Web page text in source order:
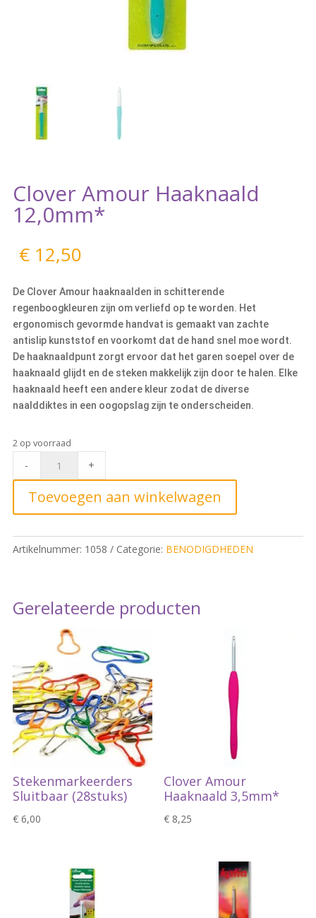
Clover Amour Haaknaald
12,0mm*
€12,50
De Clover Amour haaknaalden in schitterende
regenboogkleuren zijn om verliefd op te worden. Het
ergonomisch gevormde handvat is gemaakt van zachte
antislip kunststof en voorkomt dat de hand snel moe wordt.
De haaknaaldpunt zorgt ervoor dat het garen soepel over de
haaknaald glijdt en de steken makkelijk zijn door te halen. Elke
haaknaald heeft een andere kleur zodat de diverse
naalddiktes in een oogopslag zijn te onderscheiden.
2 op voorraad
Haaknaald
- +
Toevoegen aan winkelwagen
Artikelnummer: 1058 Categorie: BENODIGDHEDEN
Gerelateerde producten
Stekenmarkeerders
Sluitbaar (28stuks)
€6,00
Clover Amour
Haaknaald 3,5mm*
€ 8,25